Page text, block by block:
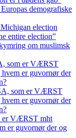
demo­grafiske
election
entire election”
om muslimsk
som er VÆRST
er guvornør der
som er VÆRST
er guvornør der
er VÆRST mht
er guvornør der og